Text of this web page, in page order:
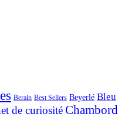
Berain Best Sellers Beyerlé Bleu
de curiositéChambord